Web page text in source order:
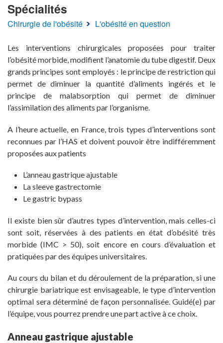
Spécialités
Chirurgie de l'obésité L'obésité en question
Les interventions chirurgicales proposées pour traiter
l’obésité morbide, modifient l’anatomie du tube digestif. Deux
grands principes sont employés : le principe de restriction qui
permet de diminuer la quantité d’aliments ingérés et le
principe de malabsorption qui permet de diminuer
l’assimilation des aliments par l’organisme.
A l’heure actuelle, en France, trois types d’interventions sont
reconnues par l’HAS et doivent pouvoir être indifféremment
proposées aux patients
L’anneau gastrique ajustable
La sleeve gastrectomie
Le gastric bypass
Il existe bien sûr d’autres types d’intervention, mais celles-ci
sont soit, réservées à des patients en état d’obésité très
morbide (IMC > 50), soit encore en cours d’évaluation et
pratiquées par des équipes universitaires.
Au cours du bilan et du déroulement de la préparation, si une
chirurgie bariatrique est envisageable, le type d’intervention
optimal sera déterminé de façon personnalisée. Guidé(e) par
l’équipe, vous pourrez prendre une part active à ce choix.
Anneau gastrique ajustable